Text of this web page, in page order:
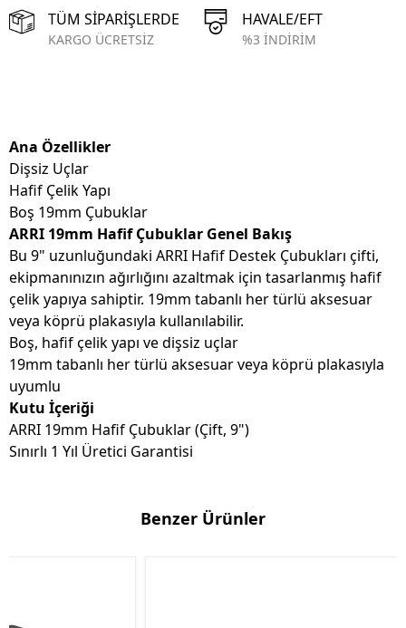
TÜM SİPARİŞLERDE
KARGO ÜCRETSİZ
HAVALE/EFT
%3 İNDİRİM
Ana Özellikler
Dişsiz Uçlar
Hafif Çelik Yapı
Boş 19mm Çubuklar
ARRI 19mm Hafif Çubuklar Genel Bakış
Bu 9" uzunluğundaki ARRI Hafif Destek Çubukları çifti,
ekipmanınızın ağırlığını azaltmak için tasarlanmış hafif
çelik yapıya sahiptir. 19mm tabanlı her türlü aksesuar
veya köprü plakasıyla kullanılabilir.
Boş, hafif çelik yapı ve dişsiz uçlar
19mm tabanlı her türlü aksesuar veya köprü plakasıyla
uyumlu
Kutu İçeriği
ARRI 19mm Hafif Çubuklar (Çift, 9")
Sınırlı 1 Yıl Üretici Garantisi
Benzer Ürünler